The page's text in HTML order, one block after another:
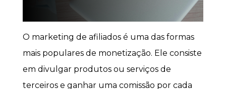
O marketing de afiliados é uma das formas
mais populares de monetização. Ele consiste
em divulgar produtos ou serviços de
terceiros e ganhar uma comissão por cada